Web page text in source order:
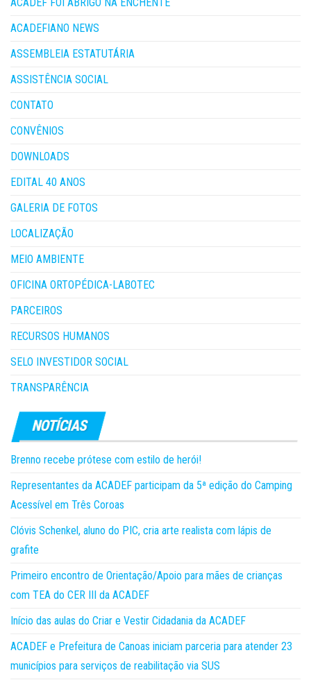
ACADEFIANO NEWS
ASSEMBLEIA ESTATUTÁRIA
ASSISTÊNCIA SOCIAL
CONTATO
CONVÊNIOS
DOWNLOADS
EDITAL 40 ANOS
GALERIA DE FOTOS
LOCALIZAÇÃO
MEIO AMBIENTE
OFICINA ORTOPÉDICA-LABOTEC
PARCEIROS
RECURSOS HUMANOS
SELO INVESTIDOR SOCIAL
TRANSPARÊNCIA
Brenno recebe prótese com estilo de herói!
Representantes da ACADEF participam da 5ª edição do Camping
Acessível em Três Coroas
Clóvis Schenkel, aluno do PIC, cria arte realista com lápis de
grafite
Primeiro encontro de Orientação/Apoio para mães de crianças
com TEA do CER III da ACADEF
Início das aulas do Criar e Vestir Cidadania da ACADEF
ACADEF e Prefeitura de Canoas iniciam parceria para atender 23
municípios para serviços de reabilitação via SUS